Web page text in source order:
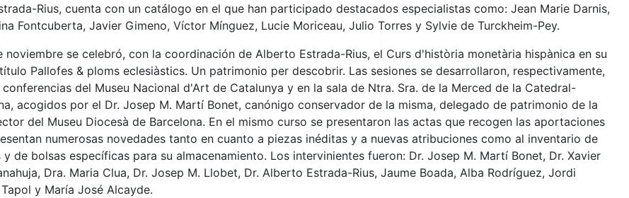
Rius, cuenta con un catálogo en el que han participado destacados especialistas como: Jean Marie Darnis,
Fontcuberta, Javier Gimeno, Víctor Mínguez, Lucie Moriceau, Julio Torres y Sylvie de Turckheim-Pey.
noviembre se celebró, con la coordinación de Alberto Estrada-Rius, el Curs d'història monetària hispànica en su
Pallofes & ploms eclesiàstics. Un patrimonio per descobrir. Las sesiones se desarrollaron, respectivamente,
del Museu Nacional d'Art de Catalunya y en la sala de Ntra. Sra. de la Merced de la Catedral-
acogidos por el Dr. Josep M. Martí Bonet, canónigo conservador de la misma, delegado de patrimonio de la
del Museu Diocesà de Barcelona. En el mismo curso se presentaron las actas que recogen las aportaciones
numerosas novedades tanto en cuanto a piezas inéditas y a nuevas atribuciones como al inventario de
de bolsas específicas para su almacenamiento. Los intervinientes fueron: Dr. Josep M. Martí Bonet, Dr. Xavier
Dra. Maria Clua, Dr. Josep M. Llobet, Dr. Alberto Estrada-Rius, Jaume Boada, Alba Rodríguez, Jordi
y María José Alcayde.